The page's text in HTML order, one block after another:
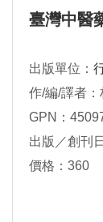
臺灣中醫
出版單位：
作/編/譯者
GPN：
出版／創刊
價格：360